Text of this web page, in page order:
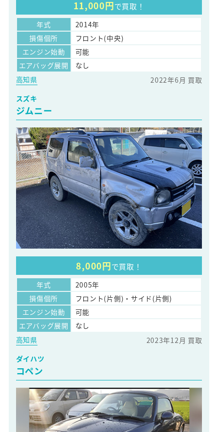
11,000円で買取！
年式
2014年
損傷個所
フロント(中央)
エンジン始動
可能
エアバッグ展開
なし
高知県
2022年6月 買取
スズキ
ジムニー
8,000円で買取！
年式
2005年
損傷個所
フロント(片側)・サイド(片側)
エンジン始動
可能
エアバッグ展開
なし
高知県
2023年12月 買取
ダイハツ
コペン